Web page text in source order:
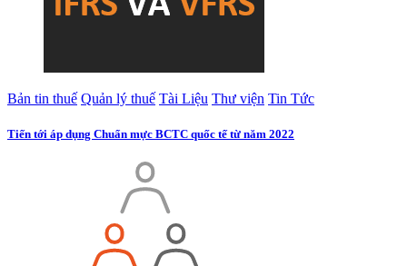
Bản tin thuế Quản lý thuế Tài Liệu Thư viện Tin Tức
Tiến tới áp dụng Chuẩn mực BCTC quốc tế từ năm 2022